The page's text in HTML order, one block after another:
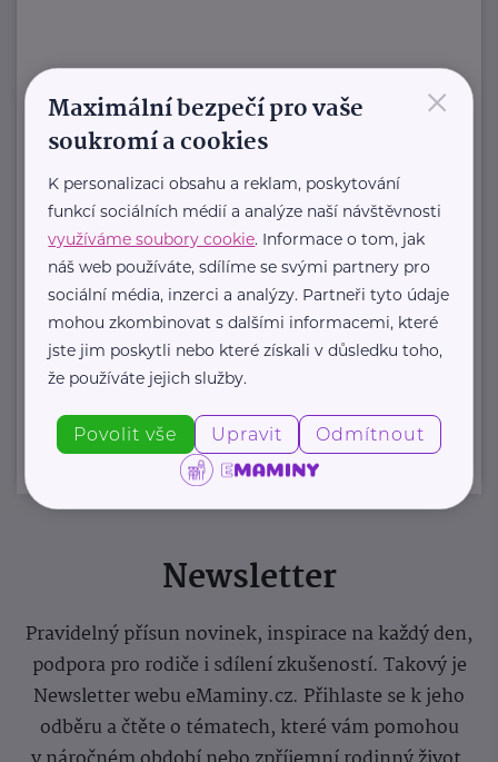
zdravotnické pomůcky a hygienická
řešení s dlouholetou tradicí.
Zaměřuje ...
https://hartmanndirect.com/cs-cz
+420 800 100 150
info@hartmanndirect.cz
Zobrazit přehled společností
Newsletter
Pravidelný přísun novinek, inspirace na každý den,
podpora pro rodiče i sdílení zkušeností. Takový je
Newsletter webu eMaminy.cz. Přihlaste se k jeho
odběru a čtěte o tématech, které vám pomohou
×
Maximální bezpečí pro vaše
soukromí a cookies
K personalizaci obsahu a reklam, poskytování
funkcí sociálních médií a analýze naší návštěvnosti
využíváme soubory cookie. Informace o tom, jak
náš web používáte, sdílíme se svými partnery pro
sociální média, inzerci a analýzy. Partneři tyto údaje
mohou zkombinovat s dalšími informacemi, které
jste jim poskytli nebo které získali v důsledku toho,
že používáte jejich služby.
Povolit vše Upravit Odmítnout